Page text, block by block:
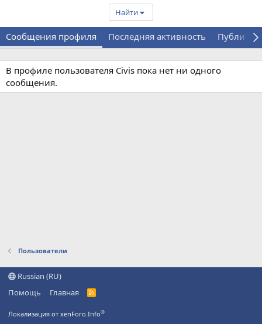
Найти
Сообщения профиля Последняя активность
В профиле пользователя Civis пока нет ни одного
сообщения.
Пользователи
Russian (RU)
Помощь
Главная
R
Локализация от xenForo.Info®